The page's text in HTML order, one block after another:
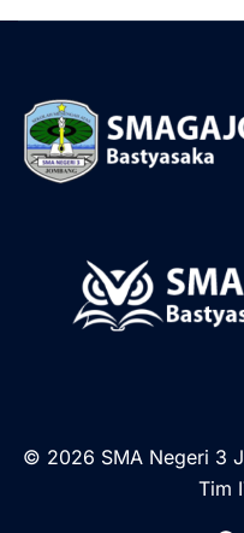
© 2026 SMA Negeri 3
Tim